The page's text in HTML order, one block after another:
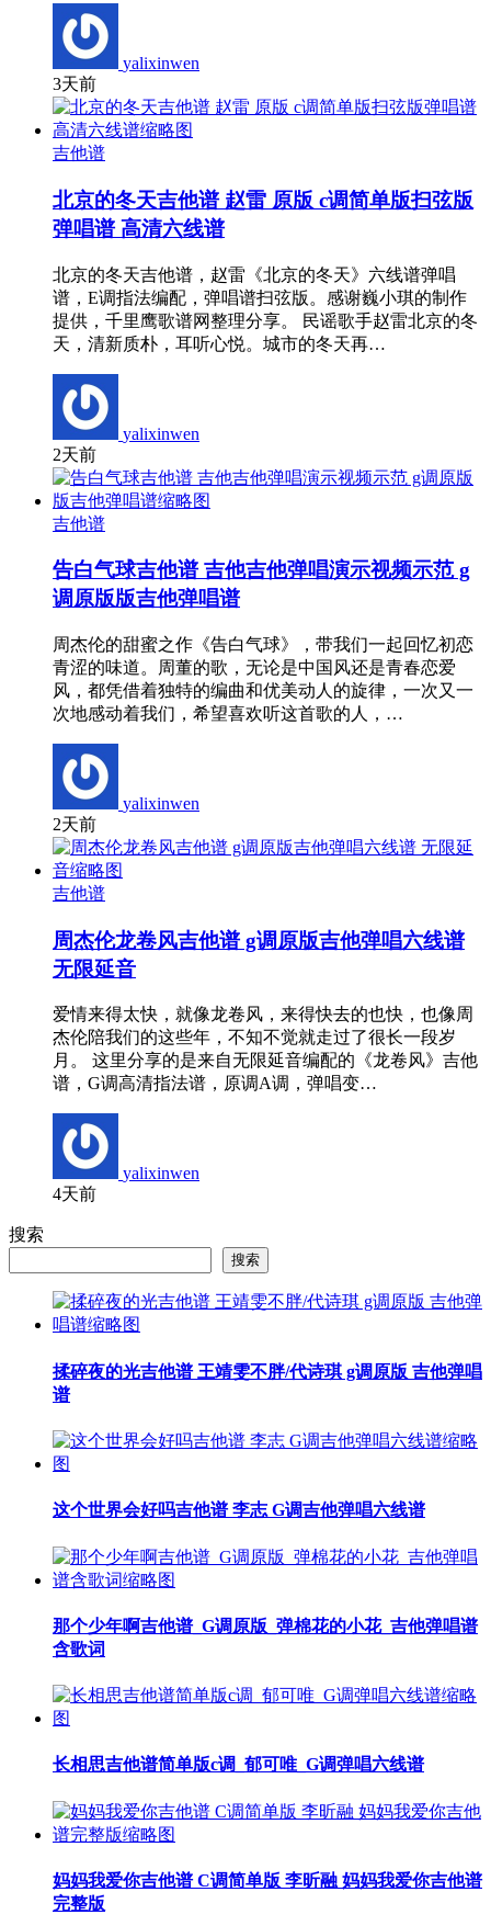
yalixinwen
3天前
吉他谱
北京的冬天吉他谱 赵雷 原版 c调简单版扫弦版
弹唱谱 高清六线谱
北京的冬天吉他谱，赵雷《北京的冬天》六线谱弹唱
谱，E调指法编配，弹唱谱扫弦版。感谢巍小琪的制作
提供，千里鹰歌谱网整理分享。 民谣歌手赵雷北京的冬
天，清新质朴，耳听心悦。城市的冬天再…
yalixinwen
2天前
吉他谱
告白气球吉他谱 吉他吉他弹唱演示视频示范 g
调原版版吉他弹唱谱
周杰伦的甜蜜之作《告白气球》，带我们一起回忆初恋
青涩的味道。周董的歌，无论是中国风还是青春恋爱
风，都凭借着独特的编曲和优美动人的旋律，一次又一
次地感动着我们，希望喜欢听这首歌的人，…
yalixinwen
2天前
吉他谱
周杰伦龙卷风吉他谱 g调原版吉他弹唱六线谱
无限延音
爱情来得太快，就像龙卷风，来得快去的也快，也像周
杰伦陪我们的这些年，不知不觉就走过了很长一段岁
月。 这里分享的是来自无限延音编配的《龙卷风》吉他
谱，G调高清指法谱，原调A调，弹唱变…
yalixinwen
4天前
搜索
搜索
揉碎夜的光吉他谱 王靖雯不胖/代诗琪 g调原版 吉他弹唱
谱
这个世界会好吗吉他谱 李志 G调吉他弹唱六线谱
那个少年啊吉他谱_G调原版_弹棉花的小花_吉他弹唱谱
含歌词
长相思吉他谱简单版c调_郁可唯_G调弹唱六线谱
妈妈我爱你吉他谱 C调简单版 李昕融 妈妈我爱你吉他谱
完整版